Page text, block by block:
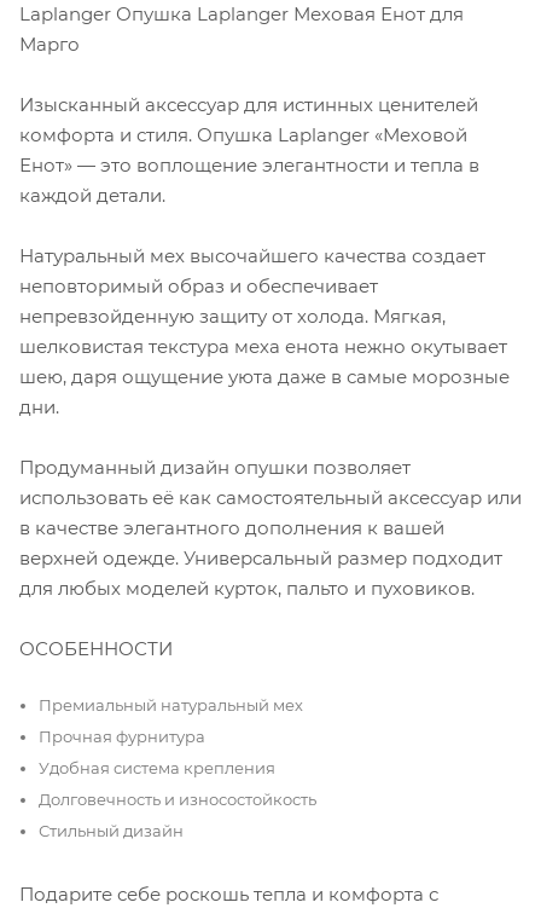
Laplanger Опушка Laplanger Меховая Енот для
Марго
Изысканный аксессуар для истинных ценителей
комфорта и стиля. Опушка Laplanger «Меховой
Енот» — это воплощение элегантности и тепла в
каждой детали.
Натуральный мех высочайшего качества создает
неповторимый образ и обеспечивает
непревзойденную защиту от холода. Мягкая,
шелковистая текстура меха енота нежно окутывает
шею, даря ощущение уюта даже в самые морозные
дни.
Продуманный дизайн опушки позволяет
использовать её как самостоятельный аксессуар или
в качестве элегантного дополнения к вашей
верхней одежде. Универсальный размер подходит
для любых моделей курток, пальто и пуховиков.
ОСОБЕННОСТИ
Премиальный натуральный мех
Прочная фурнитура
Удобная система крепления
Долговечность и износостойкость
Стильный дизайн
Подарите себе роскошь тепла и комфорта с